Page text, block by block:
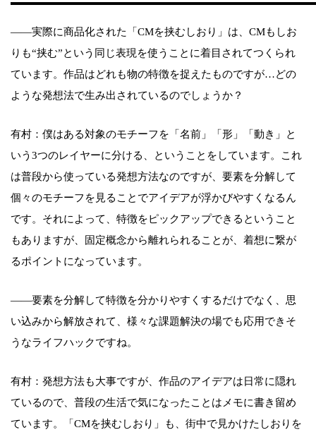
――実際に商品化された「CMを挟むしおり」は、CMもしお
りも“挟む”という同じ表現を使うことに着目されてつくられ
ています。作品はどれも物の特徴を捉えたものですが…どの
ような発想法で生み出されているのでしょうか？
有村：僕はある対象のモチーフを「名前」「形」「動き」と
いう3つのレイヤーに分ける、ということをしています。これ
は普段から使っている発想方法なのですが、要素を分解して
個々のモチーフを見ることでアイデアが浮かびやすくなるん
です。それによって、特徴をピックアップできるということ
もありますが、固定概念から離れられることが、着想に繋が
るポイントになっています。
――要素を分解して特徴を分かりやすくするだけでなく、思
い込みから解放されて、様々な課題解決の場でも応用できそ
うなライフハックですね。
有村：発想方法も大事ですが、作品のアイデアは日常に隠れ
ているので、普段の生活で気になったことはメモに書き留め
ています。「CMを挟むしおり」も、街中で見かけたしおりを